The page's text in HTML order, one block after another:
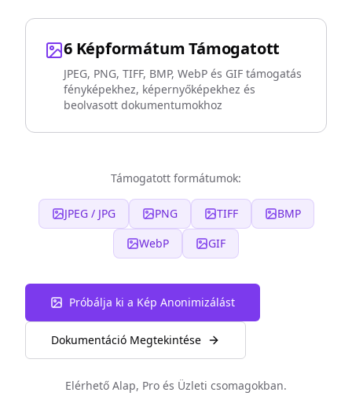
6 Képformátum Támogatott
JPEG, PNG, TIFF, BMP, WebP és GIF támogatás
fényképekhez, képernyőképekhez és
beolvasott dokumentumokhoz
Támogatott formátumok:
JPEG / JPG PNG TIFF
BMP
WebP
GIF
Próbálja ki a Kép Anonimizálást
Dokumentáció Megtekintése
Elérhető Alap, Pro és Üzleti csomagokban.